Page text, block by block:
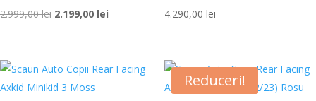
2.999,00lei Prețul
fost:
2.999,00 lei.
2.199,00 lei
2.199,00 lei.
4.290,00 lei
Reduceri!